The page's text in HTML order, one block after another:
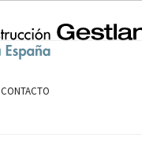
CONTACTO